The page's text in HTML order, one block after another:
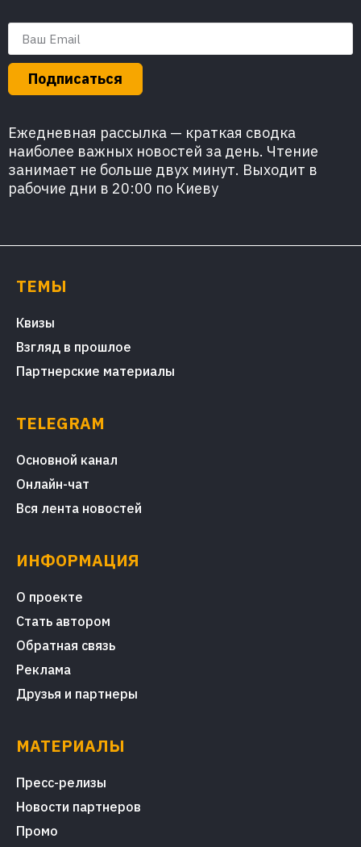
Подписаться
Ежедневная рассылка — краткая сводка
наиболее важных новостей за день. Чтение
занимает не больше двух минут. Выходит в
рабочие дни в 20:00 по Киеву
ТЕМЫ
Квизы
Взгляд в прошлое
Партнерские материалы
TELEGRAM
Основной канал
Онлайн-чат
Вся лента новостей
ИНФОРМАЦИЯ
О проекте
Стать автором
Обратная связь
Реклама
Друзья и партнеры
МАТЕРИАЛЫ
Пресс-релизы
Новости партнеров
Промо